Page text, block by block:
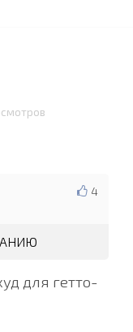
4
для гетто-